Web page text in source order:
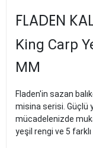
FLADEN
King Carp
MM
Fladen'in sazan
misina serisi. Güçlü
mücadelenizde
yeşil rengi ve 5